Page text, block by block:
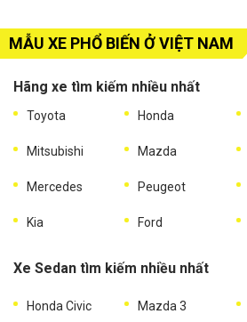
MẪU XE PHỔ BIẾN Ở VIỆT NAM
Hãng xe tìm kiếm nhiều nhất
Toyota Honda
Mitsubishi Mazda
Mercedes Peugeot
Kia Ford
Xe Sedan tìm kiếm nhiều nhất
Honda Civic Mazda 3